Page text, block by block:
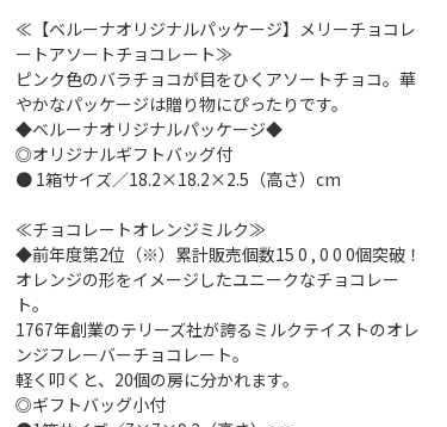
≪【ベルーナオリジナルパッケージ】メリーチョコレ
ートアソートチョコレート≫
ピンク色のバラチョコが目をひくアソートチョコ。華
やかなパッケージは贈り物にぴったりです。
◆ベルーナオリジナルパッケージ◆
◎オリジナルギフトバッグ付
● 1箱サイズ／18.2×18.2×2.5（高さ）cm
≪チョコレートオレンジミルク≫
◆前年度第2位（※）累計販売個数15 0 , 0 0 0個突破！
オレンジの形をイメージしたユニークなチョコレー
ト。
1767年創業のテリーズ社が誇るミルクテイストのオレ
ンジフレーバーチョコレート。
軽く叩くと、20個の房に分かれます。
◎ギフトバッグ小付